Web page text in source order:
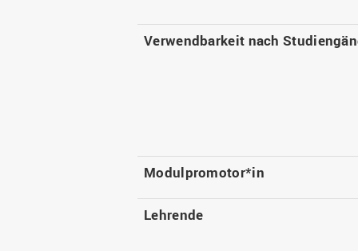
Verwendbarkeit nach
Modulpromotor*in
Lehrende